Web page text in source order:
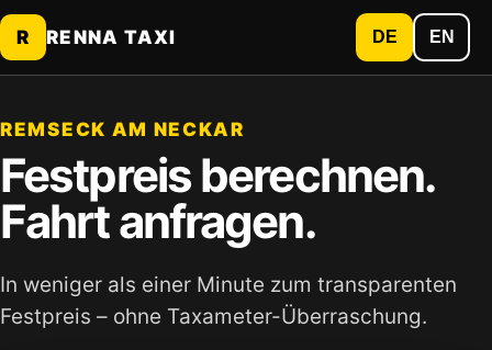
R RENNA TAXI DE EN
REMSECK AM NECKAR
Festpreis berechnen.
Fahrt anfragen.
In weniger als einer Minute zum transparenten
Festpreis – ohne Taxameter-Überraschung.